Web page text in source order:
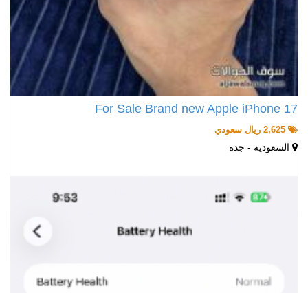
For Sale Brand new Apple iPhone 17
السعودية - جده